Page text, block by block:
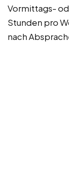
Vormittags-
Stunden pro
nach